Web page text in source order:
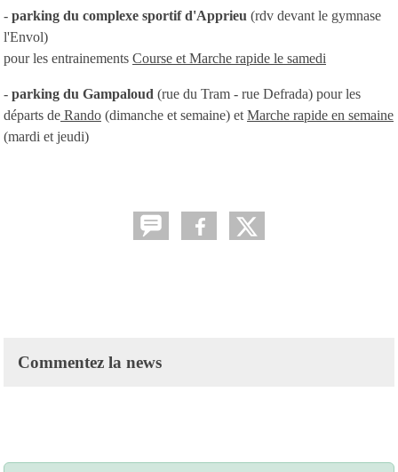
- parking du complexe sportif d'Apprieu (rdv devant le gymnase
l'Envol)
pour les entrainements Course et Marche rapide le samedi
- parking du Gampaloud (rue du Tram - rue Defrada) pour les
départs de Rando (dimanche et semaine) et Marche rapide en semaine
(mardi et jeudi)
Commentez la news